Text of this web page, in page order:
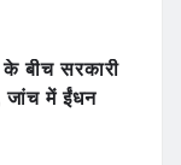
बीच सरकारी
जांच में ईंधन